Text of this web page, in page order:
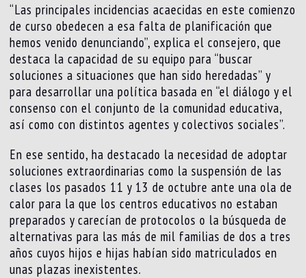
“Las principales incidencias acaecidas en este comienzo
de curso obedecen a esa falta de planificación que
hemos venido denunciando”, explica el consejero, que
destaca la capacidad de su equipo para “buscar
soluciones a situaciones que han sido heredadas” y
para desarrollar una política basada en “el diálogo y el
consenso con el conjunto de la comunidad educativa,
así como con distintos agentes y colectivos sociales”.
En ese sentido, ha destacado la necesidad de adoptar
soluciones extraordinarias como la suspensión de las
clases los pasados 11 y 13 de octubre ante una ola de
calor para la que los centros educativos no estaban
preparados y carecían de protocolos o la búsqueda de
alternativas para las más de mil familias de dos a tres
años cuyos hijos e hijas habían sido matriculados en
unas plazas inexistentes.